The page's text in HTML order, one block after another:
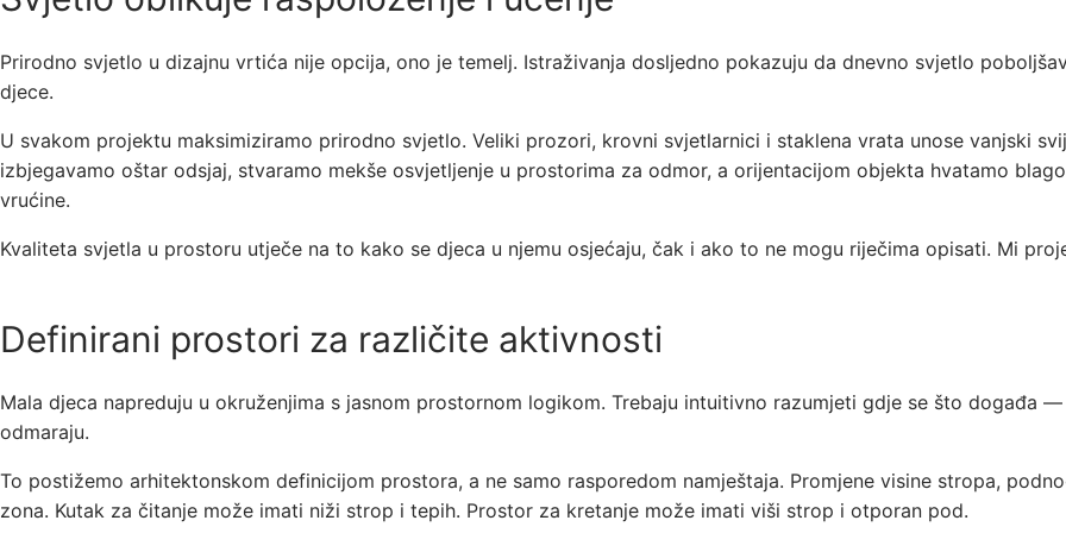
Prirodno svjetlo u dizajnu vrtića nije opcija, ono je temelj. Istraživanja dosljedno pokazuju da dnevno svjetlo
djece.
U svakom projektu maksimiziramo prirodno svjetlo. Veliki prozori, krovni svjetlarnici i staklena vrata unose vanjski
izbjegavamo oštar odsjaj, stvaramo mekše osvjetljenje u prostorima za odmor, a orijentacijom objekta hvatamo
vrućine.
Kvaliteta svjetla u prostoru utječe na to kako se djeca u njemu osjećaju, čak i ako to ne mogu riječima opisati. Mi
Definirani prostori za različite aktivnosti
Mala djeca napreduju u okruženjima s jasnom prostornom logikom. Trebaju intuitivno razumjeti gdje se što događa
odmaraju.
To postižemo arhitektonskom definicijom prostora, a ne samo rasporedom namještaja. Promjene visine stropa,
zona. Kutak za čitanje može imati niži strop i tepih. Prostor za kretanje može imati viši strop i otporan pod.